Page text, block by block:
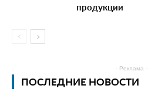
продукции
- Реклама -
ПОСЛЕДНИЕ НОВОСТИ